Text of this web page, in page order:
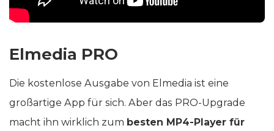
Elmedia PRO
Die kostenlose Ausgabe von Elmedia ist eine
großartige App für sich. Aber das PRO-Upgrade
macht ihn wirklich zum besten MP4-Player für